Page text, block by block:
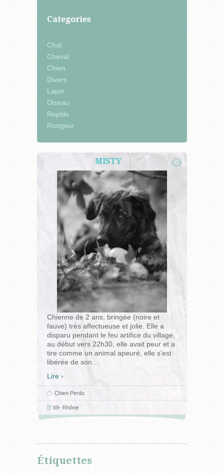
Categories
Chat
Cheval
Chien
Divers
Lapin
Oiseau
Reptile
Rongeur
MISTY 0
Chienne de 2 ans, bringée (noire et
fauve) très affectueuse et jolie. Elle a
disparu pendant le feu artifice du village,
au début vers 22h30, elle avait peur et a
tire comme un animal apeuré, elle s’est
libérée de son
Lire ›
Chien Perdu
69- Rhône
Étiquettes